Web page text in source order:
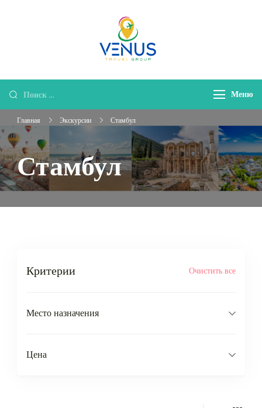
Меню
Главная Экскурсии Стамбул
Стамбул
Критерии Очистить все
Место назначения
Цена